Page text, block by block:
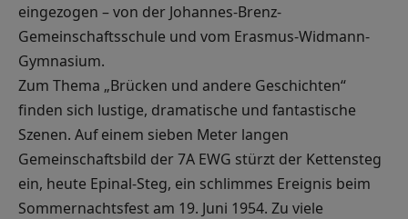
eingezogen – von der Johannes-Brenz-
Gemeinschaftsschule und vom Erasmus-Widmann-
Gymnasium.
Zum Thema „Brücken und andere Geschichten“
finden sich lustige, dramatische und fantastische
Szenen. Auf einem sieben Meter langen
Gemeinschaftsbild der 7A EWG stürzt der Kettensteg
ein, heute Epinal-Steg, ein schlimmes Ereignis beim
Sommernachtsfest am 19. Juni 1954. Zu viele